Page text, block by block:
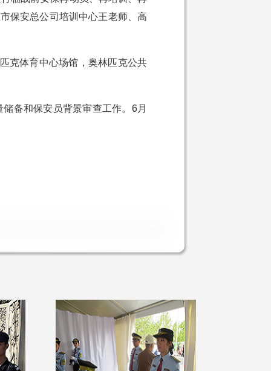
安总公司培训中心王老师、高
克体育中心场馆，奥林匹克公共
备和保安员背景审查工作。6月